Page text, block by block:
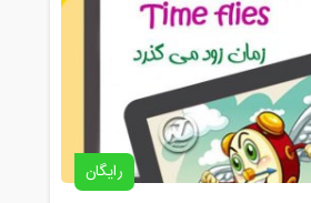
رایگان